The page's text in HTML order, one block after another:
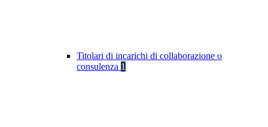
Titolari di incarichi di collaborazione o
consulenza 1